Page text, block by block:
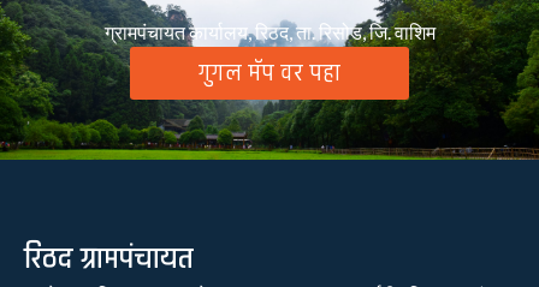
ग्रामपंचायत कार्यालय, रिठद, ता. रिसोड, जि. वाशिम
गुगल मॅप वर पहा
रिठद ग्रामपंचायत